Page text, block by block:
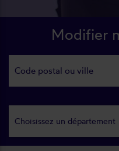
Modifier
Choisissez un département